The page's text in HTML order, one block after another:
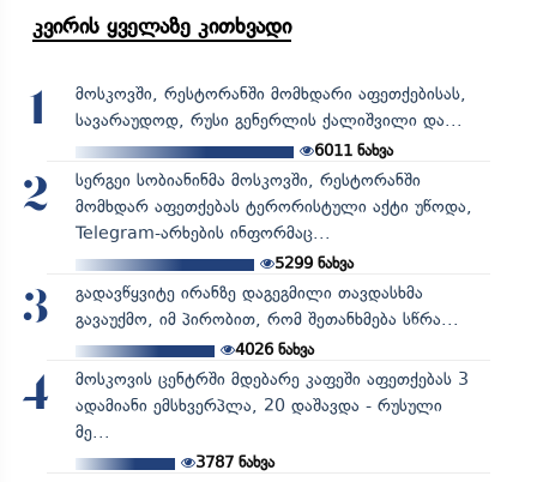
კვირის ყველაზე კითხვადი
1
მოსკოვში, რესტორანში მომხდარი აფეთქებისას,
სავარაუდოდ, რუსი გენერლის ქალიშვილი და...
6011 ნახვა
2
სერგეი სობიანინმა მოსკოვში, რესტორანში
მომხდარ აფეთქებას ტერორისტული აქტი უწოდა,
Telegram-არხების ინფორმაც...
5299ნახვა
3
გადავწყვიტე ირანზე დაგეგმილი თავდასხმა
გავაუქმო, იმ პირობით, რომ შეთანხმება სწრა...
4026ნახვა
4
მოსკოვის ცენტრში მდებარე კაფეში აფეთქებას 3
ადამიანი ემსხვერპლა, 20 დაშავდა - რუსული
მე...
3787ნახვა